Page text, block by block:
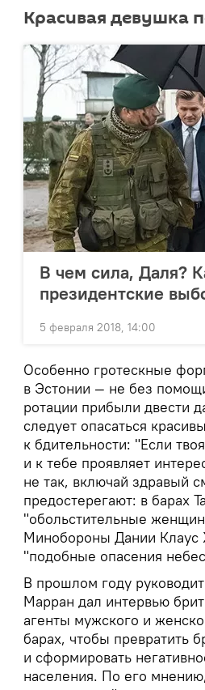
Красивая девушка
В чем сила, Даля?
президентские
5 февраля 2018, 14:00
Особенно гротескные
в Эстонии — не без
ротации прибыли двести
следует опасаться
к бдительности: "Если
и к тебе проявляет
не так, включай здравый
предостерегают: в барах
"обольстительные
Минобороны Дании Клаус
"подобные опасения
В прошлом году
Марран дал интервью
агенты мужского и
барах, чтобы превратить
и сформировать
населения. По его